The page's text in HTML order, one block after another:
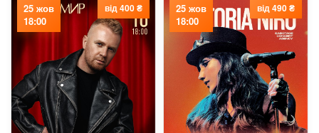
25 жов
18:00
від 400 ₴
25 жов
18:00
від 490 ₴